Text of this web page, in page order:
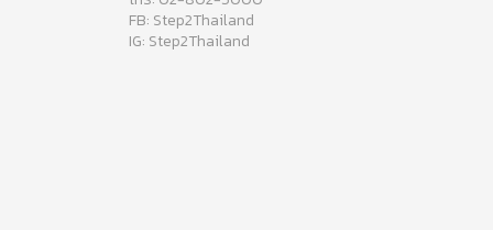
FB: Step2Thailand
IG: Step2Thailand